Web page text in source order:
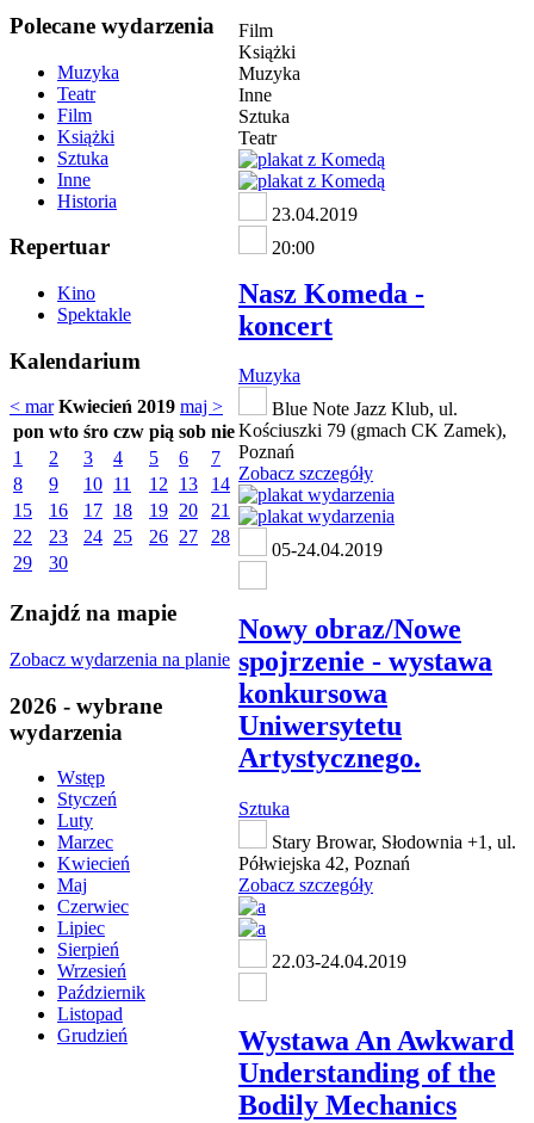
Polecane wydarzenia
Muzyka
Teatr
Film
Książki
Sztuka
Inne
Historia
Repertuar
Kino
Spektakle
Kalendarium
< mar Kwiecień 2019 maj >
pon wto śro czw pią sob nie
1
2 3 4 5 6
7
8
9 10 11 12 13
14
15
16 17 18 19 20
21
22
23 24 25 26 27
28
29
30
Znajdź na mapie
Zobacz wydarzenia na planie
2026 - wybrane
wydarzenia
Wstęp
Styczeń
Luty
Marzec
Kwiecień
Maj
Czerwiec
Lipiec
Sierpień
Wrzesień
Październik
Listopad
Grudzień
Film
Książki
Muzyka
Inne
Sztuka
Teatr
23.04.2019
20:00
Nasz Komeda -
koncert
Muzyka
Blue Note Jazz Klub, ul.
Kościuszki 79 (gmach CK Zamek),
Poznań
Zobacz szczegóły
05-24.04.2019
Nowy obraz/Nowe
spojrzenie - wystawa
konkursowa
Uniwersytetu
Artystycznego.
Sztuka
Stary Browar, Słodownia +1, ul.
Półwiejska 42, Poznań
Zobacz szczegóły
22.03-24.04.2019
Wystawa An Awkward
Understanding of the
Bodily Mechanics